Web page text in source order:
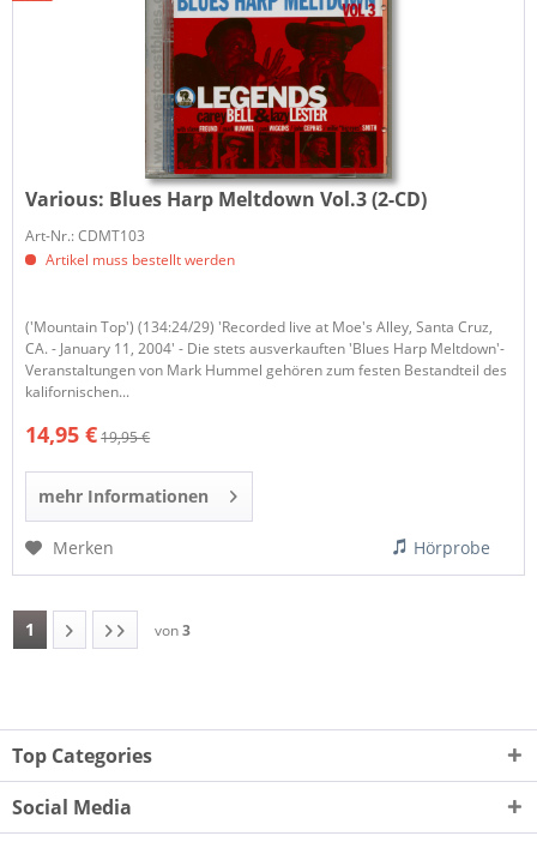
Various: Blues Harp Meltdown Vol.3 (2-CD)
Art-Nr.: CDMT103
Artikel muss bestellt werden
('Mountain Top') (134:24/29) 'Recorded live at Moe's Alley, Santa Cruz,
CA. - January 11, 2004' - Die stets ausverkauften 'Blues Harp Meltdown'-
Veranstaltungen von Mark Hummel gehören zum festen Bestandteil des
kalifornischen...
14,95 €19,95 €
mehr Informationen
Merken Hörprobe
1 von3
Top Categories
Social Media